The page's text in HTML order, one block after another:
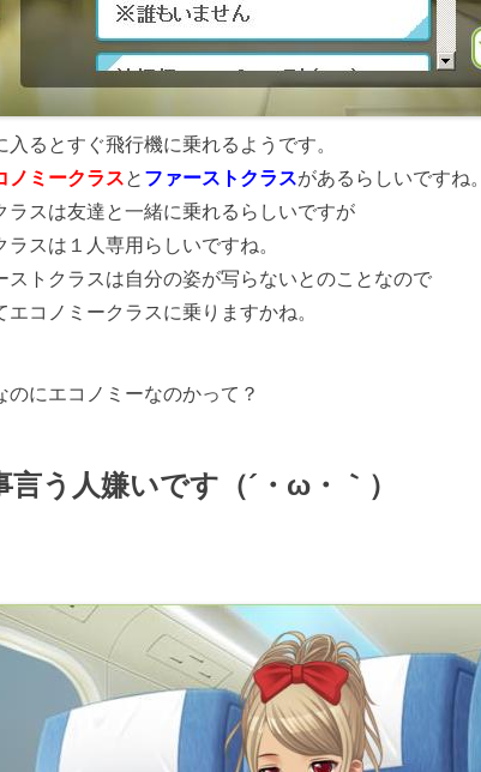
入るとすぐ飛行機に乗れるようです。
ノミークラスと ファーストクラスがあるらしいですね。
ラスは友達と一緒に乗れるらしいですが
ラスは１人専用らしいですね。
ストクラスは自分の姿が写らないとのことなので
エコノミークラスに乗りますかね。
のにエコノミーなのかって？
言う人嫌いです（´・ω・｀）